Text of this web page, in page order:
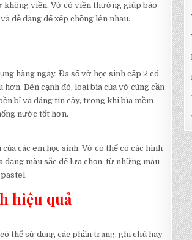
không viền. Vở có viền thường giúp bảo
dễ dàng để xếp chồng lên nhau.
hàng ngày. Đa số vở học sinh cấp 2 có
Bên cạnh đó, loại bìa của vở cũng cần
bỉ và đáng tin cậy, trong khi bìa mềm
nước tốt hơn.
các em học sinh. Vở có thể có các hình
màu sắc để lựa chọn, từ những màu
hiệu quả
thể sử dụng các phần trang, ghi chú hay